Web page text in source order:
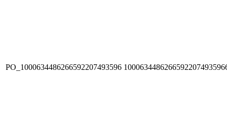
PO_1000634486266592207493596